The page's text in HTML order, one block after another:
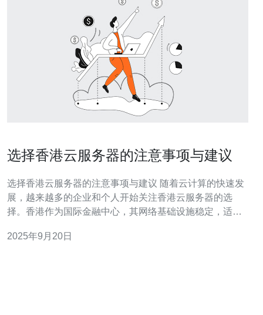
选择香港云服务器的注意事项与建议
选择香港云服务器的注意事项与建议 随着云计算的快速发
展，越来越多的企业和个人开始关注香港云服务器的选
择。香港作为国际金融中心，其网络基础设施稳定，适合
因素。以下是我们为您总结的三大精华： 1. 性能与稳定性
2025年9月20日